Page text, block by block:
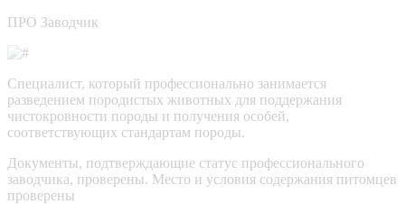
ПРО Заводчик
Специалист, который профессионально занимается
разведением породистых животных для поддержания
чистокровности породы и получения особей,
соответствующих стандартам породы.
Документы, подтверждающие статус профессионального
заводчика, проверены. Место и условия содержания питомцев
проверены